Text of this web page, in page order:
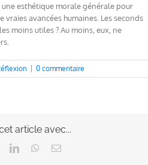
esthétique morale générale pour
vraies avancées humaines. Les seconds
moins utiles ? Au moins, eux, ne
0 commentaire
article avec...
LinkedInWhatsApp
Email